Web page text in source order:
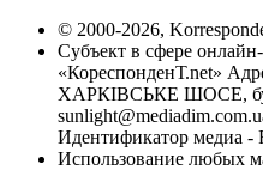
© 2000-2026,
Субъект в сфере
«КореспонденТ.net»
ХАРКІВСЬКЕ ШОСЕ,
Идентификатор медиа -
Использование любых